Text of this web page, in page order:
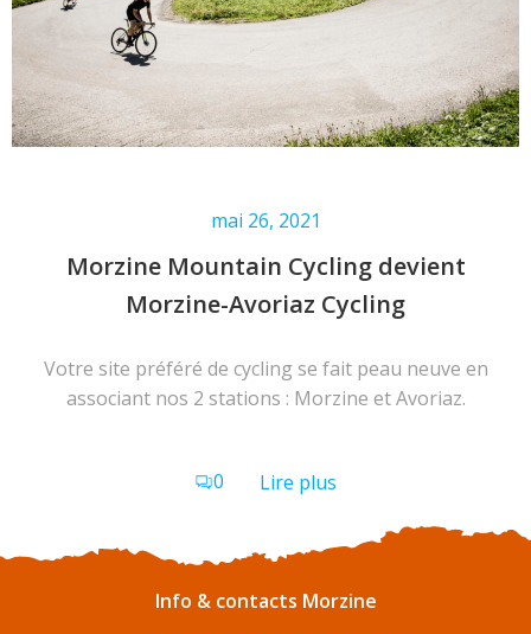
mai 26, 2021
Morzine Mountain Cycling devient
Morzine-Avoriaz Cycling
Votre site préféré de cycling se fait peau neuve en
associant nos 2 stations : Morzine et Avoriaz.
0 Lire plus
Info & contacts Morzine